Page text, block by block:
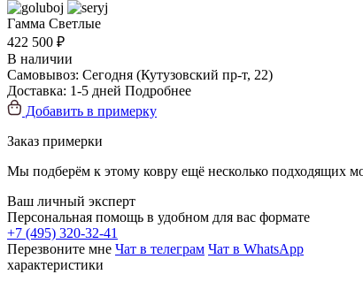
Гамма Светлые
422 500 ₽
В наличии
Самовывоз: Сегодня (Кутузовский пр-т, 22)
Доставка: 1-5 дней Подробнее
Добавить в примерку
Заказ примерки
Мы подберём к этому ковру ещё несколько подходящих
Ваш личный эксперт
Персональная помощь в удобном для вас формате
+7 (495) 320-32-41
Перезвоните мне Чат в телеграм Чат в WhatsApp
характеристики